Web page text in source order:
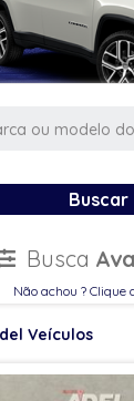
Buscar
Busca
Não achou ?
Veículos